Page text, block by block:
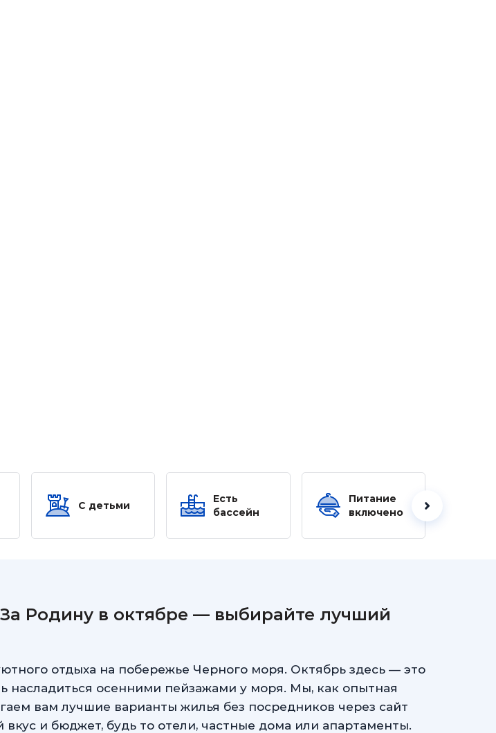
С детьми
Есть
бассейн
Питание
включено
Родину в октябре — выбирайте лучший
отдыха на побережье Черного моря. Октябрь здесь — это
насладиться осенними пейзажами у моря. Мы, как опытная
вам лучшие варианты жилья без посредников через сайт
и бюджет, будь то отели, частные дома или апартаменты.